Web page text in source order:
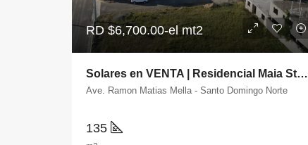
RD$6,700.00-el mt2
Solares en VENTA | Residencial Maia Stella | Santo Domingo Norte
Ave. Ramon Matias Mella - Santo Domingo Norte
135